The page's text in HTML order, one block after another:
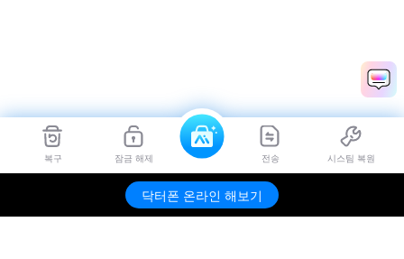
복구 잠금 해제 전송 시스팀 복원
닥터폰 온라인 해보기